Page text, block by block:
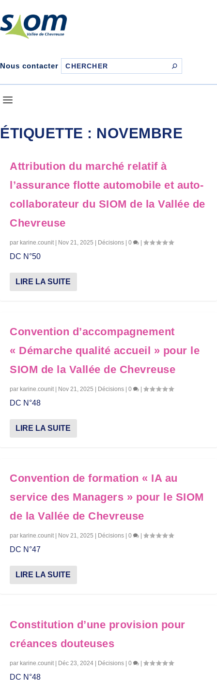
Nous contacter
ÉTIQUETTE : NOVEMBRE
Attribution du marché relatif à
l’assurance flotte automobile et auto-
collaborateur du SIOM de la Vallée de
Chevreuse
par karine.counit| Nov 21, 2025 Décisions 0
DC N°50
LIRE LA SUITE
Convention d’accompagnement
« Démarche qualité accueil » pour le
SIOM de la Vallée de Chevreuse
par karine.counit| Nov 21, 2025 Décisions 0
DC N°48
LIRE LA SUITE
Convention de formation « IA au
service des Managers » pour le SIOM
de la Vallée de Chevreuse
par karine.counit| Nov 21, 2025 Décisions 0
DC N°47
LIRE LA SUITE
Constitution d’une provision pour
créances douteuses
par karine.counit| Déc 23, 2024 Décisions 0
DC N°48